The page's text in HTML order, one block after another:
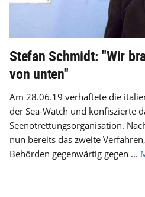
Stefan Schmidt: "Wir
von unten"
Am 28.06.19 verhaftete die
der Sea-Watch und konfiszierte
Seenotrettungsorganisation.
nun bereits das zweite
Behörden gegenwärtig gegen ...